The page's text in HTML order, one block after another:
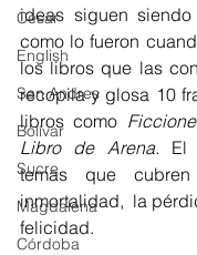
Cesar
English
San Andres
Bolívar
Sucre
Magdalena
Córdoba
ideas siguen siendo
como lo fueron
los libros que las
recopila y glosa 10
libros como
Libro de Arena. El
temas que
inmortalidad,  la
felicidad.